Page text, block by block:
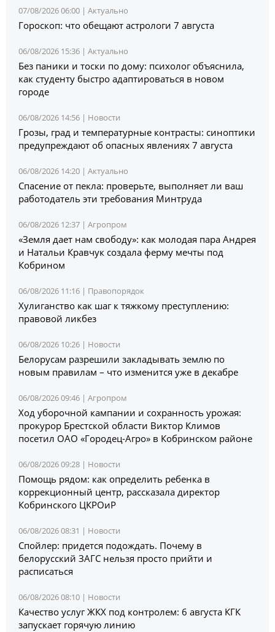
07/08/2026 06:00 | Актуально
Гороскоп: что обещают астрологи 7 августа
06/08/2026 15:36 | Актуально
Без паники и тоски по дому: психолог объяснила,
как студенту быстро адаптироваться в новом
городе
06/08/2026 14:56 | Новости
Грозы, град и температурные контрасты: синоптики
предупреждают об опасных явлениях 7 августа
06/08/2026 14:20 | Актуально
Спасение от пекла: проверьте, выполняет ли ваш
работодатель эти требования Минтруда
06/08/2026 12:37 | Агропром
«Земля дает нам свободу»: как молодая пара Андрея
и Натальи Кравчук создала ферму мечты под
Кобрином
06/08/2026 11:16 | Правопорядок
Хулиганство как шаг к тяжкому преступлению:
правовой ликбез
06/08/2026 10:26 | Новости
Белорусам разрешили закладывать землю по
новым правилам – что изменится уже в декабре
06/08/2026 09:46 | Агропром
Ход уборочной кампании и сохранность урожая:
прокурор Брестской области Виктор Климов
посетил ОАО «Городец-Агро» в Кобринском районе
06/08/2026 09:28 | Новости
Помощь рядом: как определить ребенка в
коррекционный центр, рассказала директор
Кобринского ЦКРОиР
06/08/2026 08:31 | Новости
Спойлер: придется подождать. Почему в
белорусский ЗАГС нельзя просто прийти и
расписаться
06/08/2026 08:10 | Новости
Качество услуг ЖКХ под контролем: 6 августа КГК
запускает горячую линию